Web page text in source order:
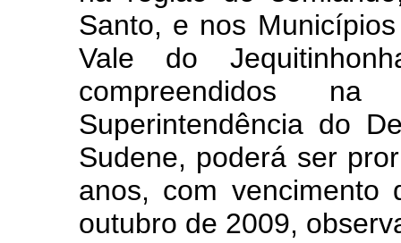
Santo, e nos
Vale do
compreendidos
Superintendência do
Sudene, poderá ser
anos, com
outubro de 2009,